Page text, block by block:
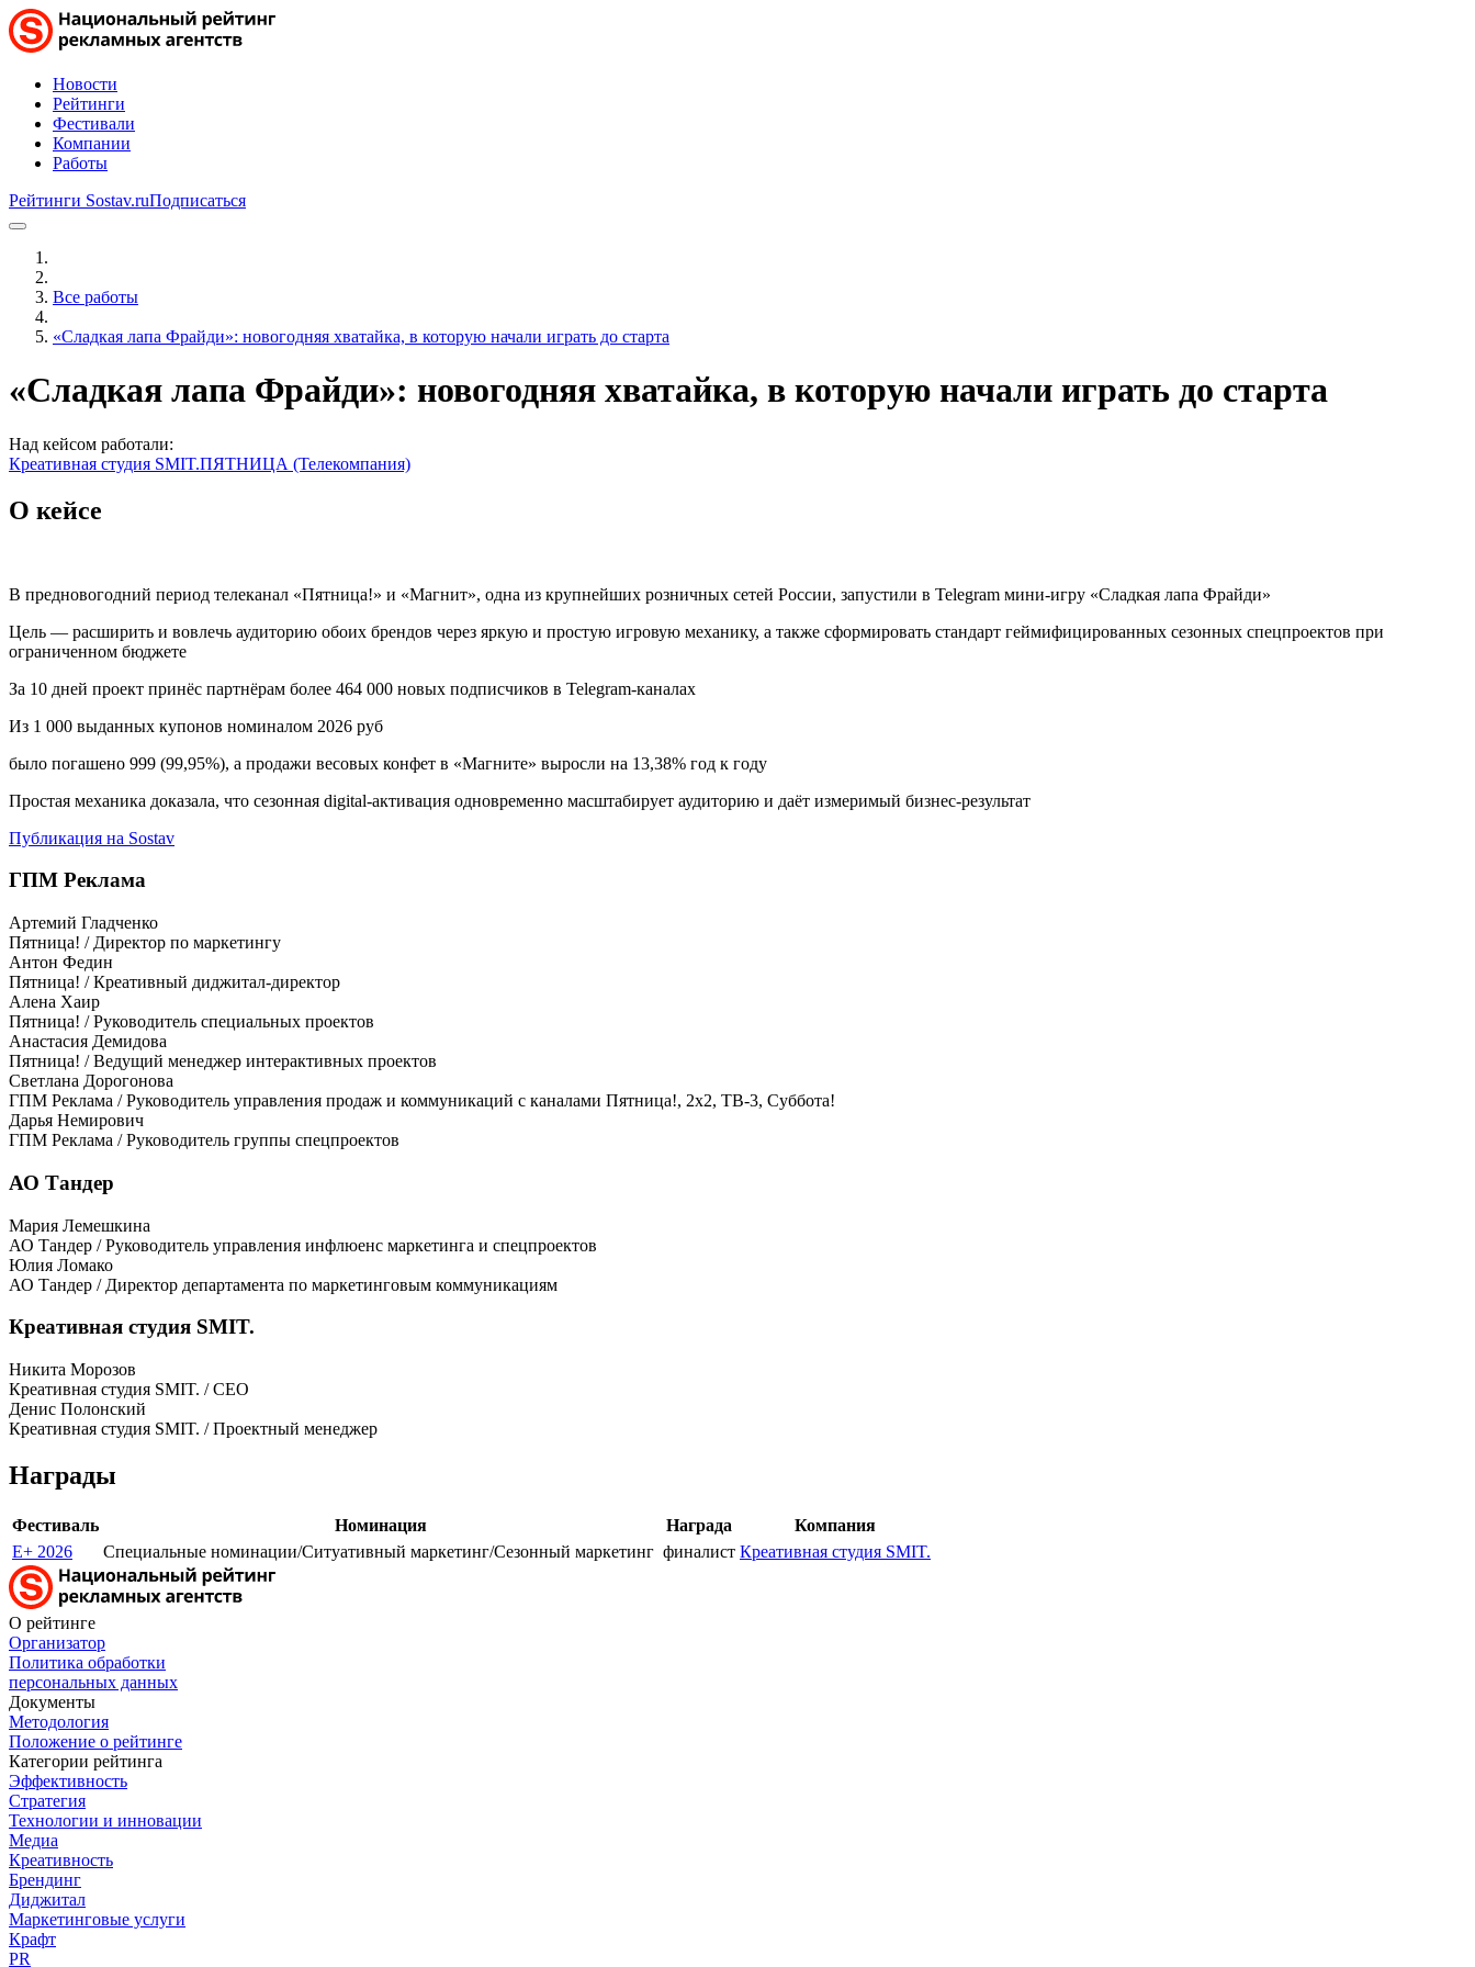
Новости
Рейтинги
Фестивали
Компании
Работы
Рейтинги Sostav.ruПодписаться
Все работы
«Сладкая лапа Фрайди»: новогодняя хватайка, в которую начали играть до старта
«Сладкая лапа Фрайди»: новогодняя хватайка, в которую начали играть до старта
Над кейсом работали:
Креативная студия SMIT.ПЯТНИЦА (Телекомпания)
О кейсе
В предновогодний период телеканал «Пятница!» и «Магнит», одна из крупнейших розничных сетей России, запустили в Telegram мини-игру «Сладкая лапа Фрайди»
Цель — расширить и вовлечь аудиторию обоих брендов через яркую и простую игровую механику, а также сформировать стандарт геймифицированных сезонных спецпроектов при
ограниченном бюджете
За 10 дней проект принёс партнёрам более 464 000 новых подписчиков в Telegram-каналах
Из 1 000 выданных купонов номиналом 2026 руб
было погашено 999 (99,95%), а продажи весовых конфет в «Магните» выросли на 13,38% год к году
Простая механика доказала, что сезонная digital-активация одновременно масштабирует аудиторию и даёт измеримый бизнес-результат
Публикация на Sostav
ГПМ Реклама
Артемий Гладченко
Пятница! / Директор по маркетингу
Антон Федин
Пятница! / Креативный диджитал-директор
Алена Хаир
Пятница! / Руководитель специальных проектов
Анастасия Демидова
Пятница! / Ведущий менеджер интерактивных проектов
Светлана Дорогонова
ГПМ Реклама / Руководитель управления продаж и коммуникаций с каналами Пятница!, 2x2, TВ-3, Суббота!
Дарья Немирович
ГПМ Реклама / Руководитель группы спецпроектов
АО Тандер
Мария Лемешкина
АО Тандер / Руководитель управления инфлюенс маркетинга и спецпроектов
Юлия Ломако
АО Тандер / Директор департамента по маркетинговым коммуникациям
Креативная студия SMIT.
Никита Морозов
Креативная студия SMIT. / СЕО
Денис Полонский
Креативная студия SMIT. / Проектный менеджер
Награды
Фестиваль Номинация Награда
Компания
E+ 2026
Специальные номинации/Ситуативный маркетинг/Сезонный маркетинг финалист Креативная студия SMIT.
О рейтинге
Организатор
Политика обработки
персональных данных
Документы
Методология
Положение о рейтинге
Категории рейтинга
Эффективность
Стратегия
Технологии и инновации
Медиа
Креативность
Брендинг
Диджитал
Маркетинговые услуги
Крафт
PR